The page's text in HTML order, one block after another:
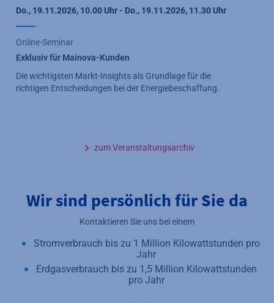
Do., 19.11.2026, 10.00 Uhr - Do., 19.11.2026, 11.30 Uhr
Online-Seminar
Exklusiv für Mainova-Kunden
Die wichtigsten Markt-Insights als Grundlage für die
richtigen Entscheidungen bei der Energiebeschaffung.
zum Veranstaltungsarchiv
Wir sind persönlich für Sie da
Kontaktieren Sie uns bei einem
Stromverbrauch bis zu 1 Million Kilowattstunden pro
Jahr
Erdgasverbrauch bis zu 1,5 Million Kilowattstunden
pro Jahr